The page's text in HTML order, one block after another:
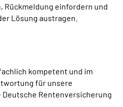
Rückmeldung einfordern und
Lösung austragen.
kompetent und im
für unsere
Rentenversicherung